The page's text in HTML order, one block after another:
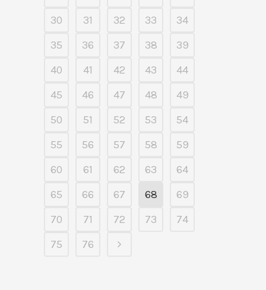
30
31 32 33
34
35
36 37 38
39
40
41 42 43
44
45
46 47 48
49
50
51 52 53
54
55
56 57 58
59
60
61 62 63
64
65
66 67 68
69
70
71 72 73
74
75
76